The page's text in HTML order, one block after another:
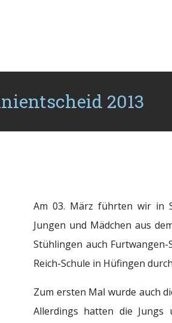
2013
Am 03. März führten wir in
Jungen und Mädchen aus
Stühlingen auch
Reich-Schule in Hüfingen
Zum ersten Mal wurde auch
Allerdings hatten die Jungs